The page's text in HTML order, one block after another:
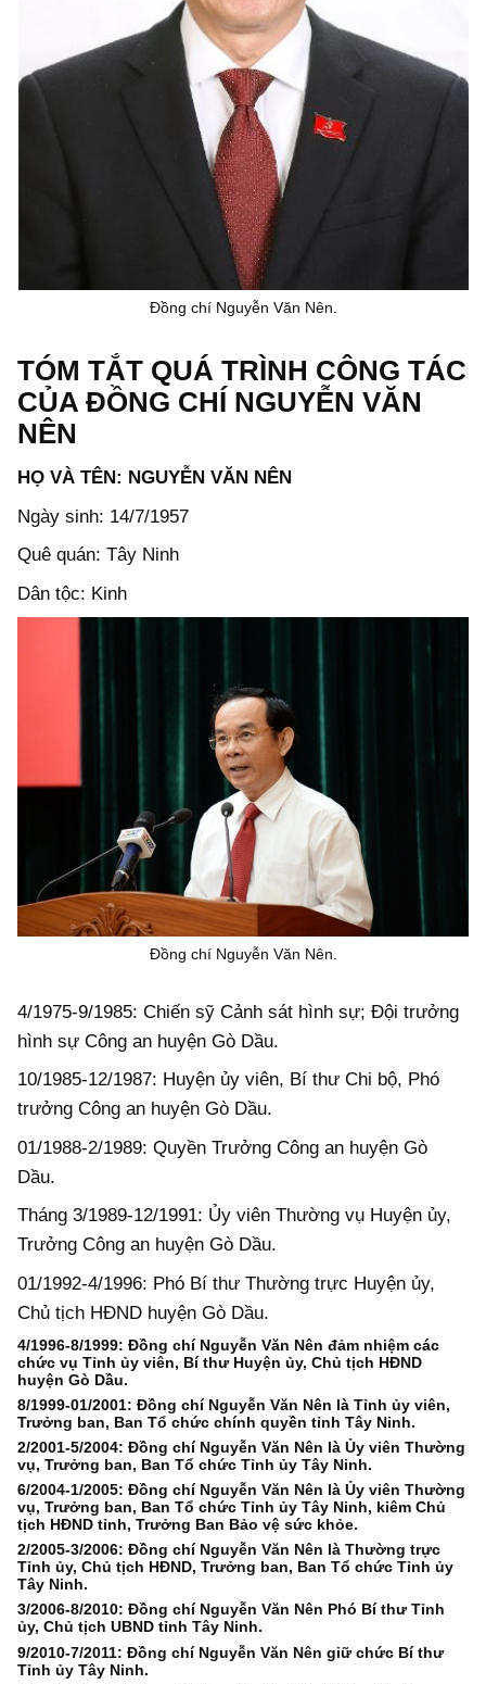
Đồng chí Nguyễn Văn Nên.
TÓM TẮT QUÁ TRÌNH CÔNG TÁC
CỦA ĐỒNG CHÍ NGUYỄN VĂN
NÊN
HỌ VÀ TÊN: NGUYỄN VĂN NÊN
Ngày sinh: 14/7/1957
Quê quán: Tây Ninh
Dân tộc: Kinh
Đồng chí Nguyễn Văn Nên.
4/1975-9/1985: Chiến sỹ Cảnh sát hình sự; Đội trưởng
hình sự Công an huyện Gò Dầu.
10/1985-12/1987: Huyện ủy viên, Bí thư Chi bộ, Phó
trưởng Công an huyện Gò Dầu.
01/1988-2/1989: Quyền Trưởng Công an huyện Gò
Dầu.
Tháng 3/1989-12/1991: Ủy viên Thường vụ Huyện ủy,
Trưởng Công an huyện Gò Dầu.
01/1992-4/1996: Phó Bí thư Thường trực Huyện ủy,
Chủ tịch HĐND huyện Gò Dầu.
4/1996-8/1999: Đồng chí Nguyễn Văn Nên đảm nhiệm các
chức vụ Tỉnh ủy viên, Bí thư Huyện ủy, Chủ tịch HĐND
huyện Gò Dầu.
8/1999-01/2001: Đồng chí Nguyễn Văn Nên là Tỉnh ủy viên,
Trưởng ban, Ban Tổ chức chính quyền tỉnh Tây Ninh.
2/2001-5/2004: Đồng chí Nguyễn Văn Nên là Ủy viên Thường
vụ, Trưởng ban, Ban Tổ chức Tỉnh ủy Tây Ninh.
6/2004-1/2005: Đồng chí Nguyễn Văn Nên là Ủy viên Thường
vụ, Trưởng ban, Ban Tổ chức Tỉnh ủy Tây Ninh, kiêm Chủ
tịch HĐND tỉnh, Trưởng Ban Bảo vệ sức khỏe.
2/2005-3/2006: Đồng chí Nguyễn Văn Nên là Thường trực
Tỉnh ủy, Chủ tịch HĐND, Trưởng ban, Ban Tổ chức Tỉnh ủy
Tây Ninh.
3/2006-8/2010: Đồng chí Nguyễn Văn Nên Phó Bí thư Tỉnh
ủy, Chủ tịch UBND tỉnh Tây Ninh.
9/2010-7/2011: Đồng chí Nguyễn Văn Nên giữ chức Bí thư
Tỉnh ủy Tây Ninh.